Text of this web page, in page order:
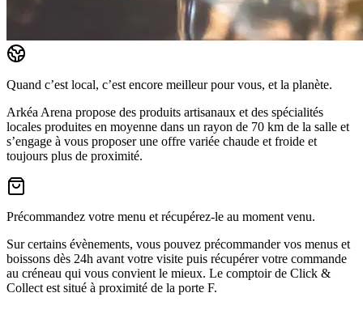
Quand c’est local, c’est encore meilleur pour vous, et la planète.
Arkéa Arena propose des produits artisanaux et des spécialités
locales produites en moyenne dans un rayon de 70 km de la salle et
s’engage à vous proposer une offre variée chaude et froide et
toujours plus de proximité.
Précommandez votre menu et récupérez-le au moment venu.
Sur certains évènements, vous pouvez précommander vos menus et
boissons dès 24h avant votre visite puis récupérer votre commande
au créneau qui vous convient le mieux. Le comptoir de Click &
Collect est situé à proximité de la porte F.